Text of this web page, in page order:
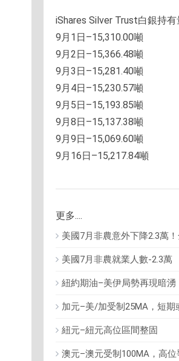
iShares Silver Trust白銀持有
9月1日–15,310.00噸
9月2日–15,366.48噸
9月3日–15,281.40噸
9月4日–15,230.57噸
9月5日–15,193.85噸
9月8日–15,137.38噸
9月9日–15,069.60噸
9月16日–15,217.84噸
更多....
美國7月非農意外下降2.3萬
美國7月非農就業人數-2.3萬
紐約期油–美伊局勢再現暗湧
加元–美/加受制25MA，短期
紐元–紐元高位區間整固
澳元–澳元受制100MA，高